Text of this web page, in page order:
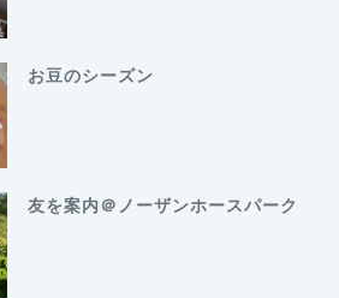
お豆のシーズン
友を案内＠ノーザンホースパーク